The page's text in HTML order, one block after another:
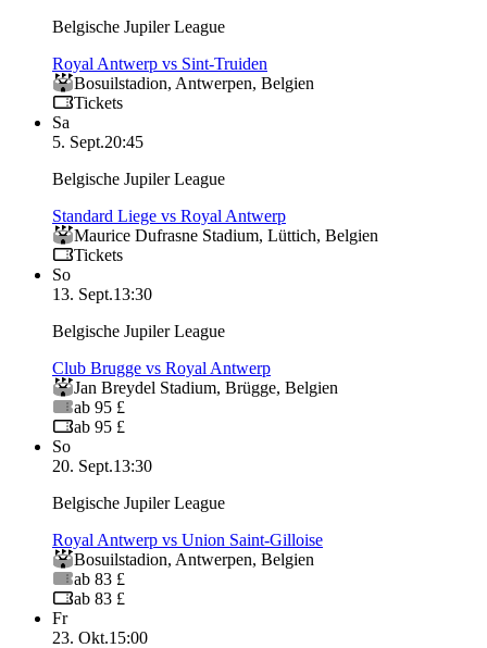
Belgische Jupiler League
Royal Antwerp vs Sint-Truiden
Bosuilstadion, Antwerpen, Belgien
Tickets
Sa
5. Sept.20:45
Belgische Jupiler League
Standard Liege vs Royal Antwerp
Maurice Dufrasne Stadium, Lüttich, Belgien
Tickets
So
13. Sept.13:30
Belgische Jupiler League
Club Brugge vs Royal Antwerp
Jan Breydel Stadium, Brügge, Belgien
ab 95 £
ab 95 £
So
20. Sept.13:30
Belgische Jupiler League
Royal Antwerp vs Union Saint-Gilloise
Bosuilstadion, Antwerpen, Belgien
ab 83 £
ab 83 £
Fr
23. Okt.15:00